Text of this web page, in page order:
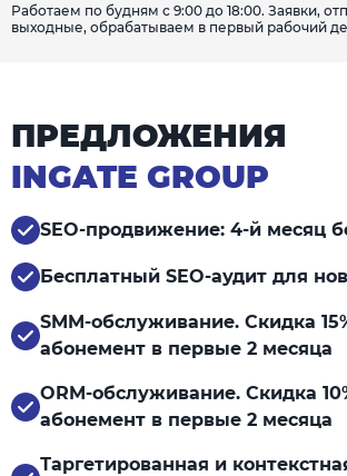
Работаем по будням с 9:00 до 18:00. Заявки,
выходные, обрабатываем в первый рабочий
ПРЕДЛОЖЕНИЯ
INGATE GROUP
SEO-продвижение: 4-й месяц
Бесплатный SEO-аудит для
SMM-обслуживание. Скидка
абонемент в первые 2 месяца
ORM-обслуживание. Скидка
абонемент в первые 2 месяца
Таргетированная и